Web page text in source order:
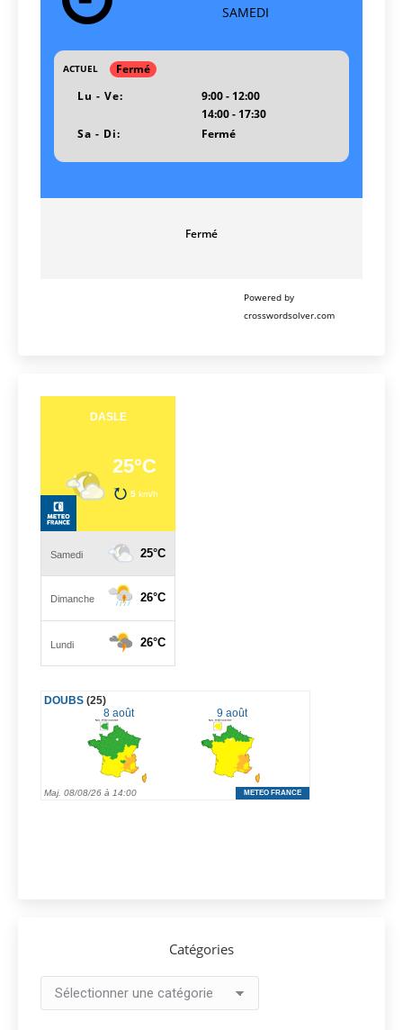
SAMEDI
ACTUEL
Fermé
Lu - Ve:
9:00 - 12:00
14:00 - 17:30
Sa - Di:
Fermé
Fermé
Powered by
crosswordsolver.com
Catégories
Catégories